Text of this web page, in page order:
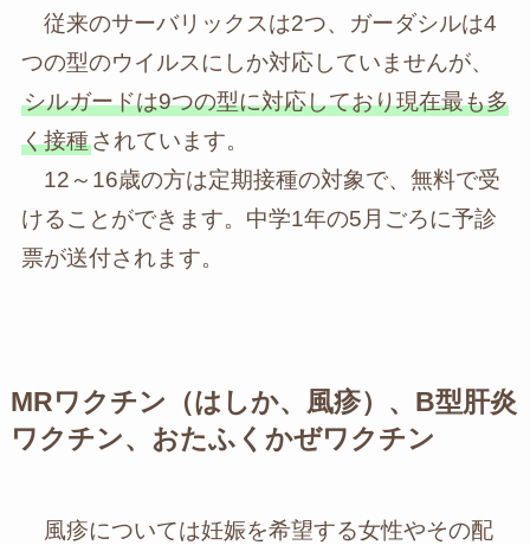
従来のサーバリックスは2つ、ガーダシルは4
つの型のウイルスにしか対応していませんが、
シルガードは9つの型に対応しており現在最も多
く接種されています。
12～16歳の方は定期接種の対象で、無料で受
けることができます。中学1年の5月ごろに予診
票が送付されます。
MRワクチン（はしか、風疹）、B型肝炎
ワクチン、おたふくかぜワクチン
風疹については妊娠を希望する女性やその配